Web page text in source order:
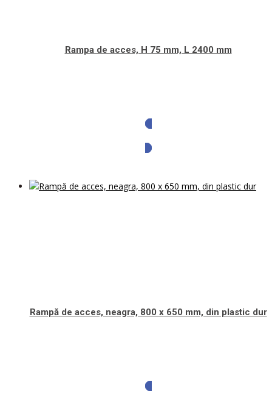
Rampa de acces, H 75 mm, L 2400 mm
Rampă de acces, neagra, 800 x 650 mm, din plastic dur